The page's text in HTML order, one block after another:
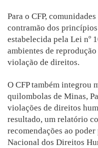
Para o CFP,
contramão dos
estabelecida pela Lei nº
ambientes de
violação de direitos.
O CFP também integrou
quilombolas de Minas,
violações de direitos
resultado, um relatório
recomendações ao
Nacional dos Direitos